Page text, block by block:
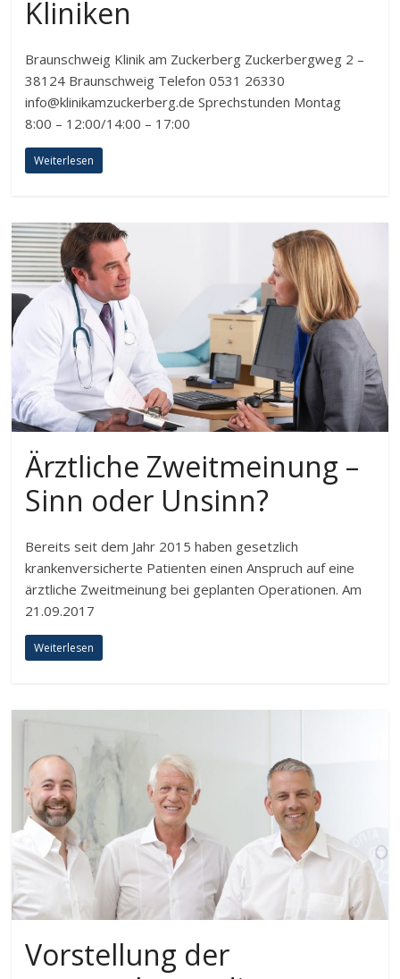
Kliniken
Braunschweig Klinik am Zuckerberg Zuckerbergweg 2 –
38124 Braunschweig Telefon 0531 26330
info@klinikamzuckerberg.de Sprechstunden Montag
8:00 – 12:00/14:00 – 17:00
Weiterlesen
Ärztliche Zweitmeinung –
Sinn oder Unsinn?
Bereits seit dem Jahr 2015 haben gesetzlich
krankenversicherte Patienten einen Anspruch auf eine
ärztliche Zweitmeinung bei geplanten Operationen. Am
21.09.2017
Weiterlesen
Vorstellung der